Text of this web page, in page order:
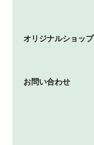
オリジナルショップ
お問い合わせ